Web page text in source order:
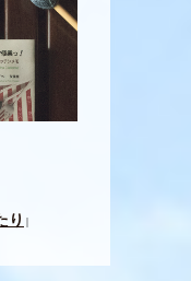
り